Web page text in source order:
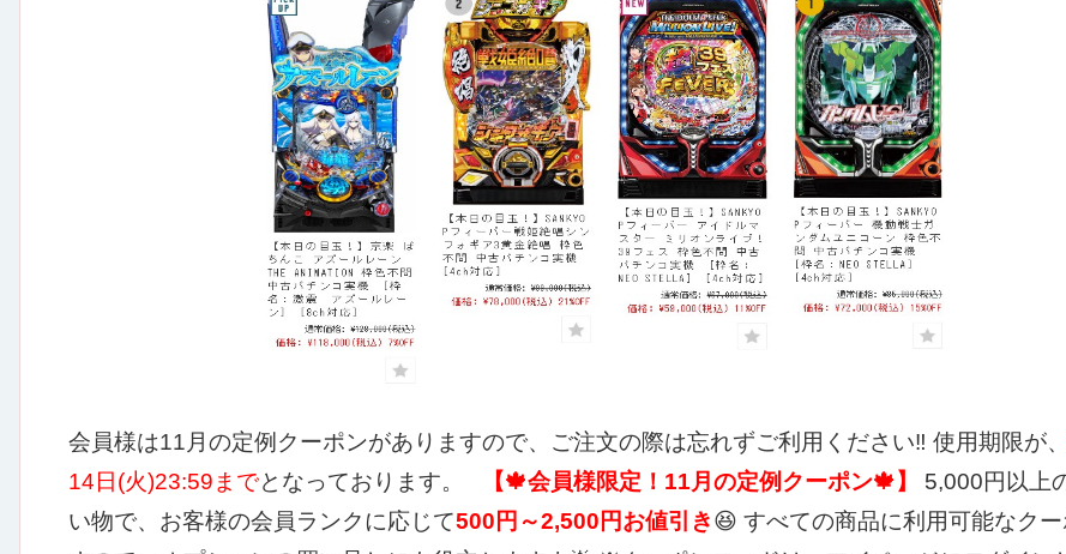
会員様は11月の定例クーポンがありますので、ご注文の際は忘れずご利用ください‼ 使用期限が、
14日(火)23:59までとなっております。 【🍁会員様限定！11月の定例クーポン🍁】
5,000円以上
い物で、お客様の会員ランクに応じて500円～2,500円お値引き😆 すべての商品に利用可能なク